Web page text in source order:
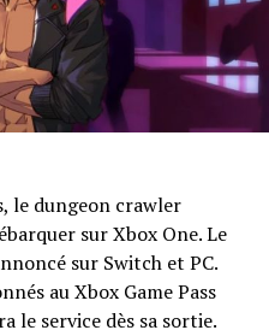
le dungeon crawler
sur Xbox One. Le
sur Switch et PC.
au Xbox Game Pass
le service dès sa sortie.